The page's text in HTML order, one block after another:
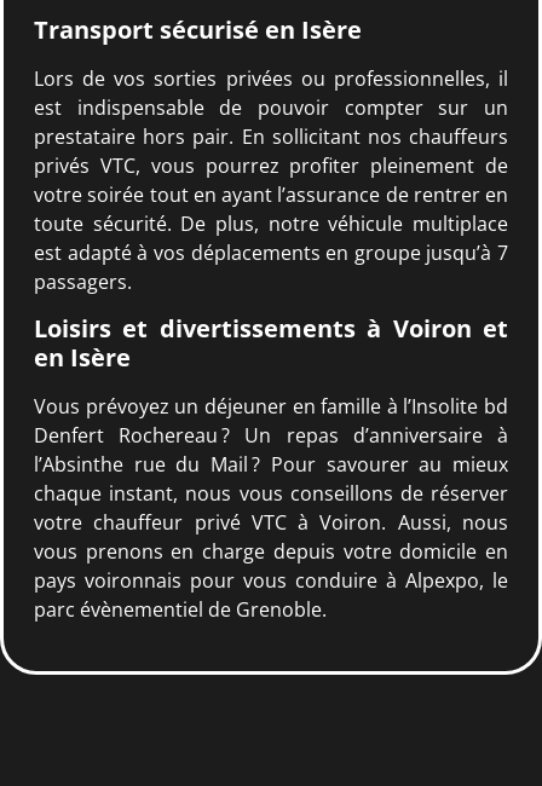
Transport sécurisé en Isère
Lors de vos sorties privées ou professionnelles, il
est indispensable de pouvoir compter sur un
prestataire hors pair. En sollicitant nos chauffeurs
privés VTC, vous pourrez profiter pleinement de
votre soirée tout en ayant l’assurance de rentrer en
toute sécurité. De plus, notre véhicule multiplace
est adapté à vos déplacements en groupe jusqu’à 7
passagers.
Loisirs et divertissements à Voiron et
en Isère
Vous prévoyez un déjeuner en famille à l’Insolite bd
Denfert Rochereau ? Un repas d’anniversaire à
l’Absinthe rue du Mail ? Pour savourer au mieux
chaque instant, nous vous conseillons de réserver
votre chauffeur privé VTC à Voiron. Aussi, nous
vous prenons en charge depuis votre domicile en
pays voironnais pour vous conduire à Alpexpo, le
parc évènementiel de Grenoble.